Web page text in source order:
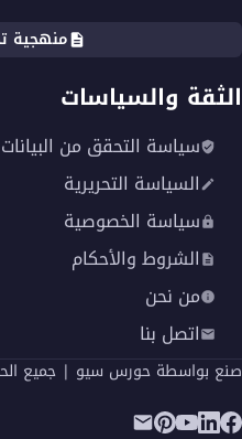
منهجية
الثقة والسياسات
سياسة التحقق من البيانات
السياسة التحريرية
سياسة الخصوصية
الشروط والأحكام
من نحن
اتصل بنا
صنع بواسطة حورس سيو | جميع